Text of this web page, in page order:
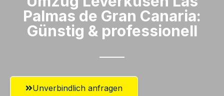
Palmas de Gran Canaria:
Günstig & professionell​
Unverbindlich anfragen